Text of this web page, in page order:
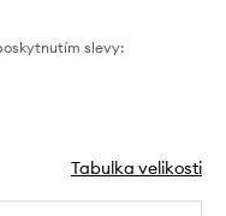
slevy:
Tabulka velikosti